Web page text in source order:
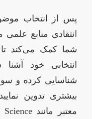
پس از انتخاب
انتقادی منابع
شما کمک می‌کند تا
انتخابی خود
شناسایی کرده و
بیشتری تدوین